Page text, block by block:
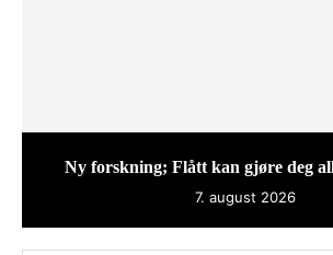
Ny forskning; Flått kan gjøre deg
7. august 2026